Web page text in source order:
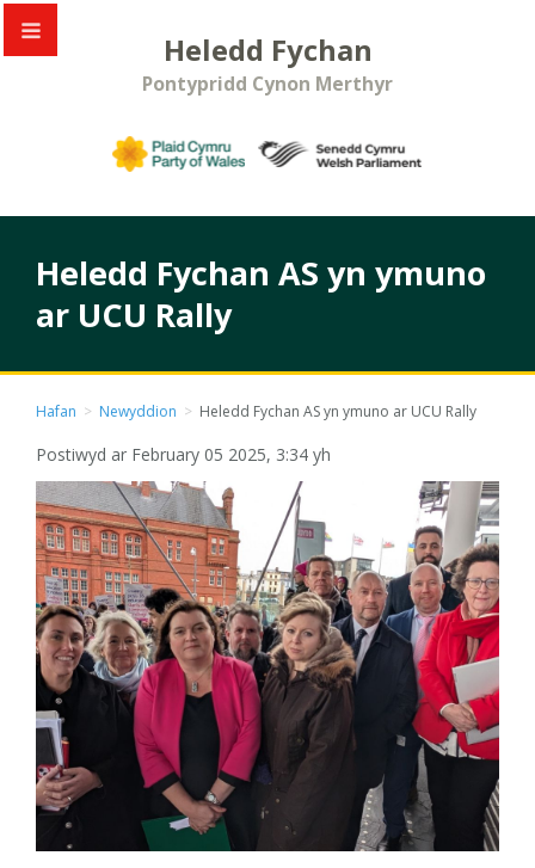
Heledd Fychan
Pontypridd Cynon Merthyr
Heledd Fychan AS yn ymuno
ar UCU Rally
Hafan > Newyddion > Heledd Fychan AS yn ymuno ar UCU Rally
Postiwyd ar February 05 2025, 3:34 yh